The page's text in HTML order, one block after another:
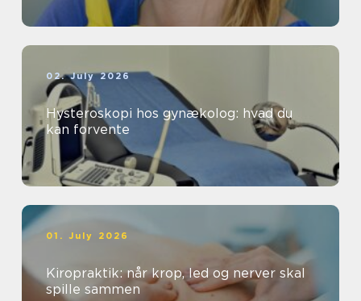
02. July 2026
Hysteroskopi hos gynækolog: hvad du
kan forvente
01. July 2026
Kiropraktik: når krop, led og nerver skal
spille sammen